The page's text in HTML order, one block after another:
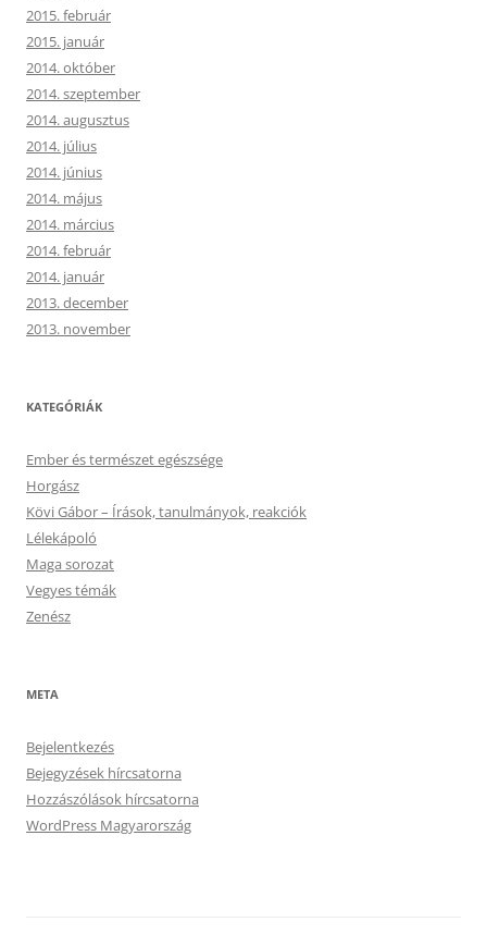
2015. február
2015. január
2014. október
2014. szeptember
2014. augusztus
2014. július
2014. június
2014. május
2014. március
2014. február
2014. január
2013. december
2013. november
KATEGÓRIÁK
Ember és természet egészsége
Horgász
Kövi Gábor – Írások, tanulmányok, reakciók
Lélekápoló
Maga sorozat
Vegyes témák
Zenész
META
Bejelentkezés
Bejegyzések hírcsatorna
Hozzászólások hírcsatorna
WordPress Magyarország